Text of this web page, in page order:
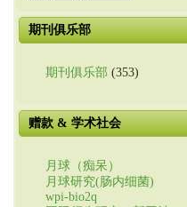
的
新
期刊俱乐部
期刊俱乐部 (353)
赠款 & 学术社会
月球（痴呆）
月球研究(肠内细菌)
wpi-bio2q